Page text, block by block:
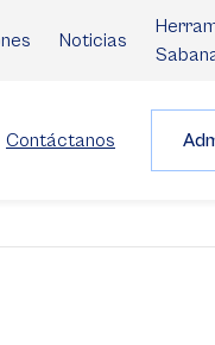
Noticias
Contáctanos